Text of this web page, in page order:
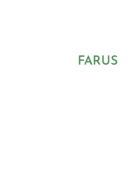
FARUS